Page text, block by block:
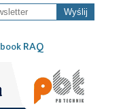
Wyślij
RAQ